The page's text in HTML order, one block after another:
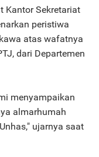
Kantor Sekretariat
peristiwa
atas wafatnya
dari Departemen
menyampaikan
almarhumah
ujarnya saat